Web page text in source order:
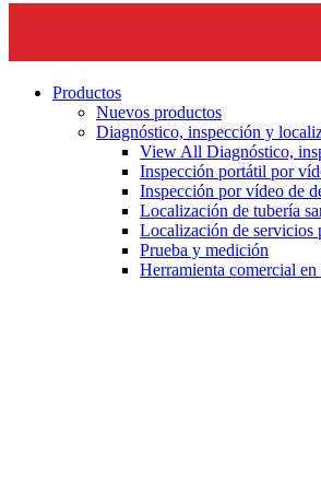
Productos
Nuevos productos
Diagnóstico, inspección y
View All Diagnóstico,
Inspección portátil por
Inspección por vídeo de
Localización de tubería
Localización de servicios
Prueba y medición
Herramienta comercial